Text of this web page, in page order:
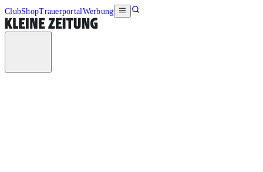
ClubShopTrauerportalWerbung